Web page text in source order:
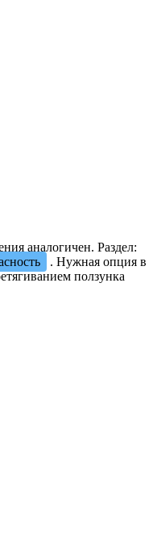
аналогичен. Раздел:
. Нужная опция в
ползунка